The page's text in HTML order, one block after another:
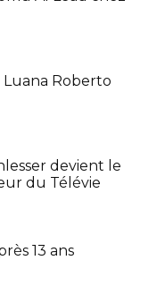
Roberto
devient le
du Télévie
13 ans